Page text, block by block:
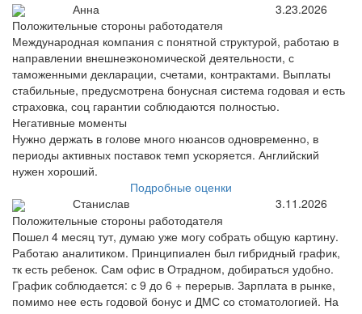
Анна
3.23.2026
Положительные стороны работодателя
Международная компания с понятной структурой, работаю в
направлении внешнеэкономической деятельности, с
таможенными декларации, счетами, контрактами. Выплаты
стабильные, предусмотрена бонусная система годовая и есть
страховка, соц гарантии соблюдаются полностью.
Негативные моменты
Нужно держать в голове много нюансов одновременно, в
периоды активных поставок темп ускоряется. Английский
нужен хороший.
Подробные оценки
Станислав
3.11.2026
Положительные стороны работодателя
Пошел 4 месяц тут, думаю уже могу собрать общую картину.
Работаю аналитиком. Принципиален был гибридный график,
тк есть ребенок. Сам офис в Отрадном, добираться удобно.
График соблюдается: с 9 до 6 + перерыв. Зарплата в рынке,
помимо нее есть годовой бонус и ДМС со стоматологией. На